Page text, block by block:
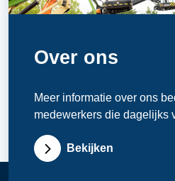
Over ons
Meer informatie over ons
medewerkers die dagelijks
Bekijken